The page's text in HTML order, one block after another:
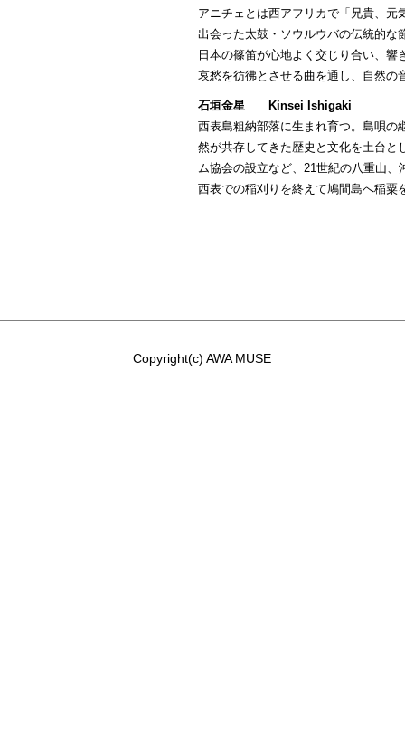
アニチェとは西アフリカで「兄貴、
出会った太鼓・ソウルウバの伝統的な
日本の篠笛が心地よく交じり合い、
哀愁を彷彿とさせる曲を通し、自然の
石垣金星 Kinsei Ishigaki
西表島粗納部落に生まれ育つ。島唄の
然が共存してきた歴史と文化を土台と
ム協会の設立など、21世紀の八重山
西表での稲刈りを終えて鳩間島へ稲粟
Copyright(c) AWA MUSE